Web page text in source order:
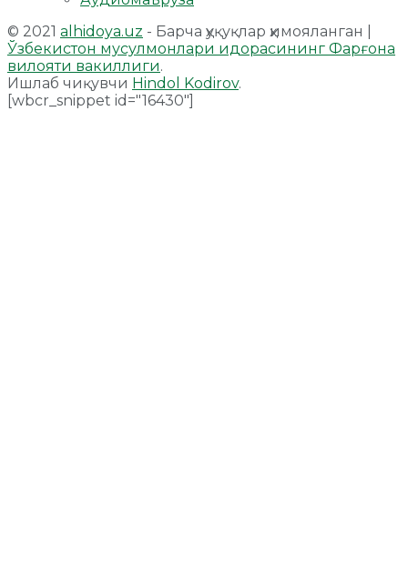
© 2021 alhidoya.uz - Барча ҳуқуқлар ҳимояланган |
Ўзбекистон мусулмонлари идорасининг Фарғона
вилояти вакиллиги.
Ишлаб чиқувчи Hindol Kodirov.
[wbcr_snippet id="16430"]